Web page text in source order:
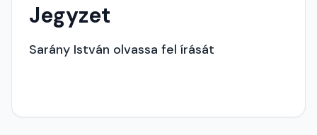
Jegyzet
Sarány István olvassa fel írását